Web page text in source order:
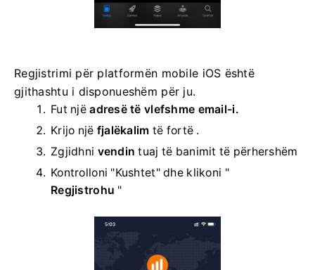
Regjistrimi për platformën mobile iOS është
gjithashtu i disponueshëm për ju.
Fut njëadresë të vlefshme email-i.
Krijo një fjalëkalim të fortë .
Zgjidhni vendin tuaj të banimit të përhershëm
Kontrolloni "Kushtet" dhe klikoni "
Regjistrohu "